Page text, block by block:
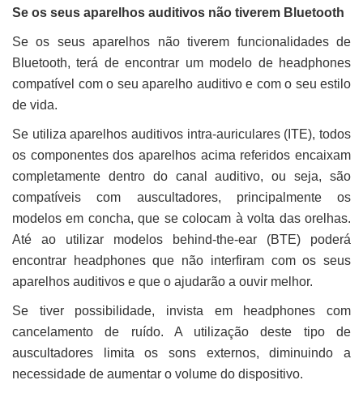
Se os seus aparelhos auditivos não tiverem Bluetooth
Se os seus aparelhos não tiverem funcionalidades de
Bluetooth, terá de encontrar um modelo de headphones
compatível com o seu aparelho auditivo e com o seu estilo
de vida.
Se utiliza aparelhos auditivos intra-auriculares (ITE), todos
os componentes dos aparelhos acima referidos encaixam
completamente dentro do canal auditivo, ou seja, são
compatíveis com auscultadores, principalmente os
modelos em concha, que se colocam à volta das orelhas.
Até ao utilizar modelos behind-the-ear (BTE) poderá
encontrar headphones que não interfiram com os seus
aparelhos auditivos e que o ajudarão a ouvir melhor.
Se tiver possibilidade, invista em headphones com
cancelamento de ruído. A utilização deste tipo de
auscultadores limita os sons externos, diminuindo a
necessidade de aumentar o volume do dispositivo.